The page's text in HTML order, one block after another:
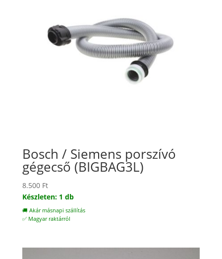
Bosch / Siemens porszívó
gégecső (BIGBAG3L)
8.500 Ft
Készleten: 1 db
🚚 Akár másnapi szállítás
✅ Magyar raktárról